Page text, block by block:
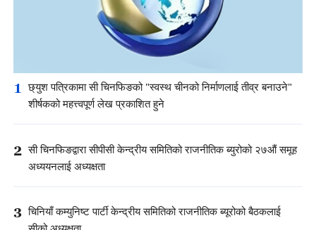
1 छ्युश पत्रिकामा सी चिनफिङको "स्वस्थ चीनको निर्माणलाई तीव्र बनाउने"
शीर्षकको महत्त्वपूर्ण लेख प्रकाशित हुने
2 सी चिनफिङद्वारा सीपीसी केन्द्रीय समितिको राजनीतिक ब्युरोको २७औं समूह
अध्ययनलाई अध्यक्षता
3 चिनियाँ कम्युनिष्ट पार्टी केन्द्रीय समितिको राजनीतिक ब्यूरोको बैठकलाई